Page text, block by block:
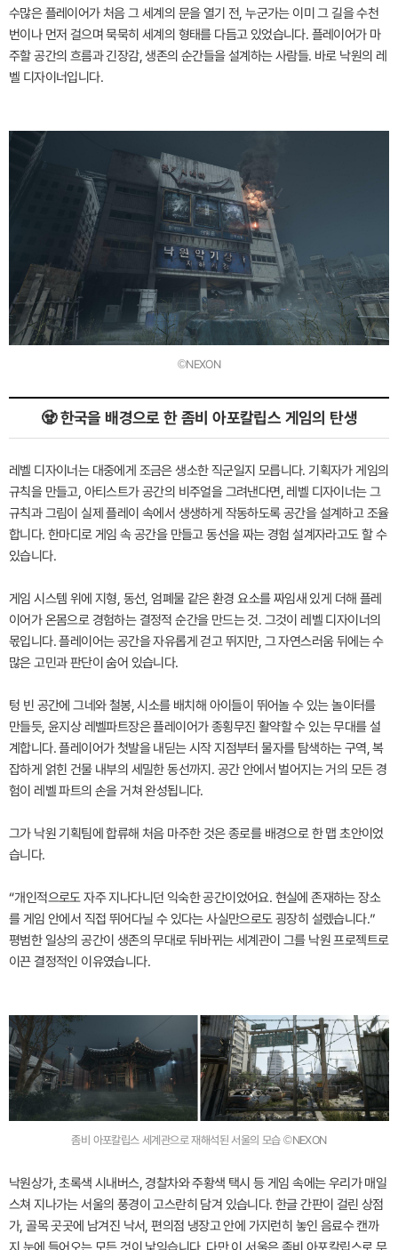
수많은 플레이어가 처음 그 세계의 문을 열기 전, 누군가는 이미 그 길을 수천
번이나 먼저 걸으며 묵묵히 세계의 형태를 다듬고 있었습니다. 플레이어가 마
주할 공간의 흐름과 긴장감, 생존의 순간들을 설계하는 사람들. 바로 낙원의 레
벨 디자이너입니다.
©NEXON
🧟 한국을 배경으로 한 좀비 아포칼립스 게임의 탄생
레벨 디자이너는 대중에게 조금은 생소한 직군일지 모릅니다. 기획자가 게임의
규칙을 만들고, 아티스트가 공간의 비주얼을 그려낸다면, 레벨 디자이너는 그
규칙과 그림이 실제 플레이 속에서 생생하게 작동하도록 공간을 설계하고 조율
합니다. 한마디로 게임 속 공간을 만들고 동선을 짜는 경험 설계자라고도 할 수
있습니다.
게임 시스템 위에 지형, 동선, 엄폐물 같은 환경 요소를 짜임새 있게 더해 플레
이어가 온몸으로 경험하는 결정적 순간을 만드는 것. 그것이 레벨 디자이너의
몫입니다. 플레이어는 공간을 자유롭게 걷고 뛰지만, 그 자연스러움 뒤에는 수
많은 고민과 판단이 숨어 있습니다.
텅 빈 공간에 그네와 철봉, 시소를 배치해 아이들이 뛰어놀 수 있는 놀이터를
만들듯, 윤지상 레벨파트장은 플레이어가 종횡무진 활약할 수 있는 무대를 설
계합니다. 플레이어가 첫발을 내딛는 시작 지점부터 물자를 탐색하는 구역, 복
잡하게 얽힌 건물 내부의 세밀한 동선까지. 공간 안에서 벌어지는 거의 모든 경
험이 레벨 파트의 손을 거쳐 완성됩니다.
그가 낙원 기획팀에 합류해 처음 마주한 것은 종로를 배경으로 한 맵 초안이었
습니다.
“개인적으로도 자주 지나다니던 익숙한 공간이었어요. 현실에 존재하는 장소
를 게임 안에서 직접 뛰어다닐 수 있다는 사실만으로도 굉장히 설렜습니다.”
평범한 일상의 공간이 생존의 무대로 뒤바뀌는 세계관이 그를 낙원 프로젝트로
이끈 결정적인 이유였습니다.
좀비 아포칼립스 세계관으로 재해석된 서울의 모습 ©NEXON
낙원상가, 초록색 시내버스, 경찰차와 주황색 택시 등 게임 속에는 우리가 매일
스쳐 지나가는 서울의 풍경이 고스란히 담겨 있습니다. 한글 간판이 걸린 상점
가, 골목 곳곳에 남겨진 낙서, 편의점 냉장고 안에 가지런히 놓인 음료수 캔까